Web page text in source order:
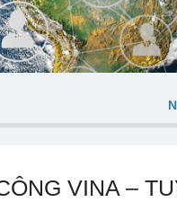
VINA –